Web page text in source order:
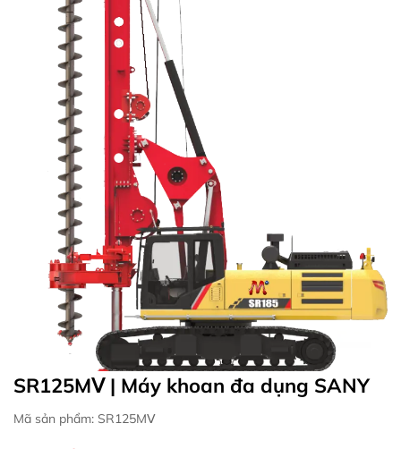
SR125MⅤ | Máy khoan đa dụng SANY
Mã sản phẩm: SR125MⅤ